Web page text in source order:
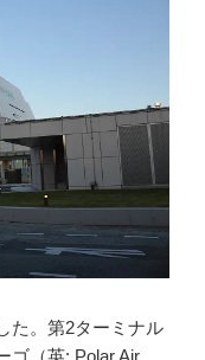
た。第2ターミナル
ゴ（英: Polar Air